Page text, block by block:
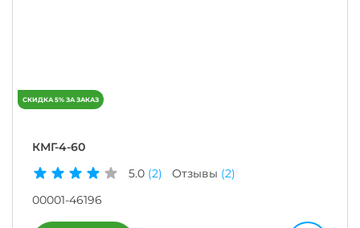
КМГ-4-60
5.0 (2) Отзывы (2)
00001-46196